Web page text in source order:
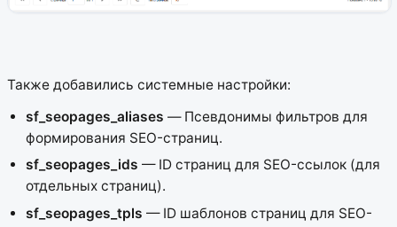
Также добавились системные настройки:
sf_seopages_aliases — Псевдонимы фильтров для
формирования SEO-страниц.
sf_seopages_ids — ID страниц для SEO-ссылок (для
отдельных страниц).
sf_seopages_tpls — ID шаблонов страниц для SEO-